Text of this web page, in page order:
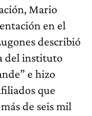
Mario
en el
describió
del instituto
e hizo
que
de seis mil